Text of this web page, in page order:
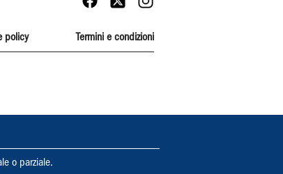
policy Termini e condizioni
o parziale.